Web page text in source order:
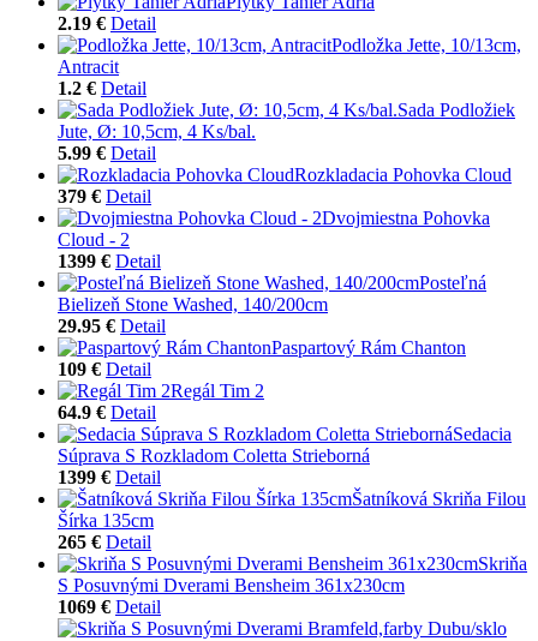
2.19 € Detail
Podložka Jette, 10/13cm,
Antracit
1.2 € Detail
Sada Podložiek
Jute, Ø: 10,5cm, 4 Ks/bal.
5.99 € Detail
Rozkladacia Pohovka Cloud
379 € Detail
Dvojmiestna Pohovka
Cloud - 2
1399 € Detail
Posteľná
Bielizeň Stone Washed, 140/200cm
29.95 € Detail
Paspartový Rám Chanton
109 € Detail
Regál Tim 2
64.9 € Detail
Sedacia
Súprava S Rozkladom Coletta Strieborná
1399 € Detail
Šatníková Skriňa Filou
Šírka 135cm
265 € Detail
Skriňa
S Posuvnými Dverami Bensheim 361x230cm
1069 € Detail